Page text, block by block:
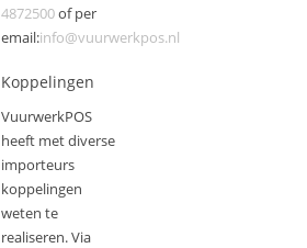
4872500of per
email:info@vuurwerkpos.nl
Koppelingen
VuurwerkPOS
heeft met diverse
importeurs
koppelingen
weten te
realiseren. Via